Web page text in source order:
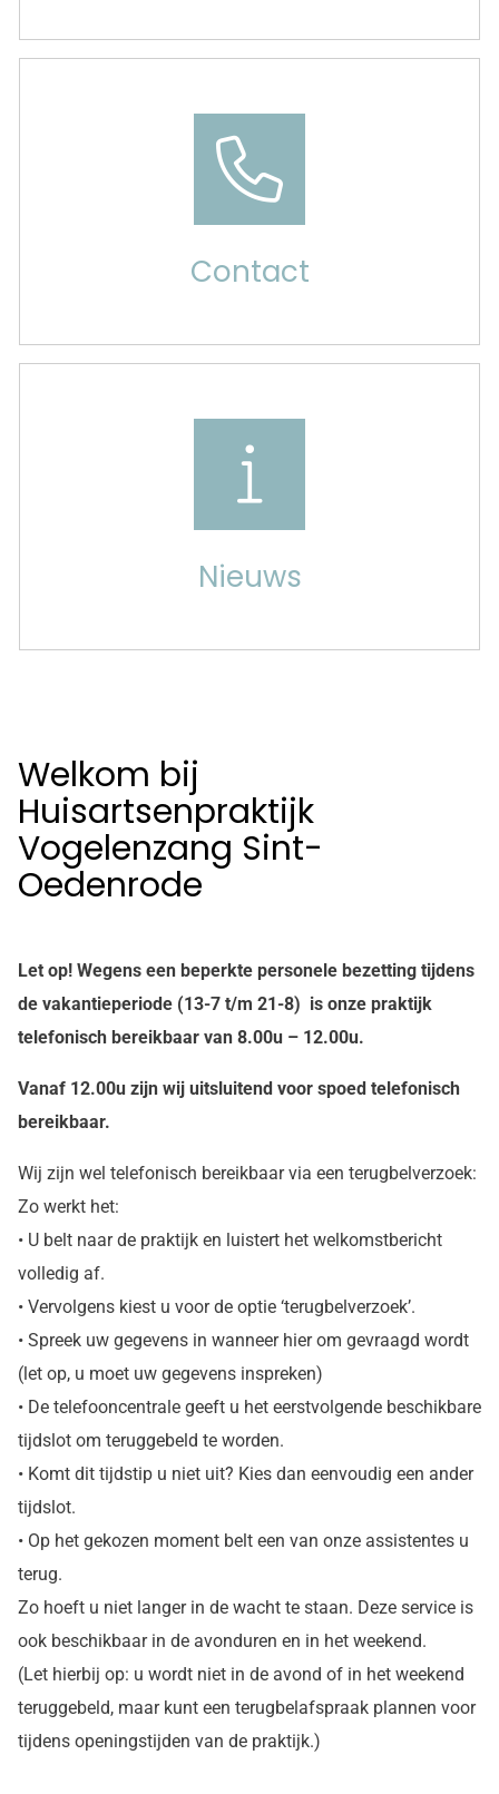
Contact
Nieuws
Welkom bij
Huisartsenpraktijk
Vogelenzang Sint-
Oedenrode
Let op! Wegens een beperkte personele bezetting tijdens
de vakantieperiode (13-7 t/m 21-8) is onze praktijk
telefonisch bereikbaar van 8.00u – 12.00u.
Vanaf 12.00u zijn wij uitsluitend voor spoed telefonisch
bereikbaar.
Wij zijn wel telefonisch bereikbaar via een terugbelverzoek:
Zo werkt het:
• U belt naar de praktijk en luistert het welkomstbericht
volledig af.
• Vervolgens kiest u voor de optie ‘terugbelverzoek’.
• Spreek uw gegevens in wanneer hier om gevraagd wordt
(let op, u moet uw gegevens inspreken)
• De telefooncentrale geeft u het eerstvolgende beschikbare
tijdslot om teruggebeld te worden.
• Komt dit tijdstip u niet uit? Kies dan eenvoudig een ander
tijdslot.
• Op het gekozen moment belt een van onze assistentes u
terug.
Zo hoeft u niet langer in de wacht te staan. Deze service is
ook beschikbaar in de avonduren en in het weekend.
(Let hierbij op: u wordt niet in de avond of in het weekend
teruggebeld, maar kunt een terugbelafspraak plannen voor
tijdens openingstijden van de praktijk.)